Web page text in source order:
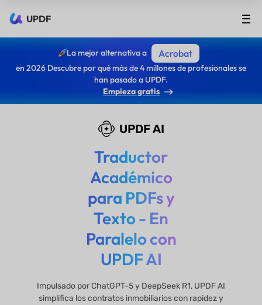
UPDF
La mejor alternativa a Acrobat
en 2026 Descubre por qué más de 4 millones de profesionales se
han pasado a UPDF.
Empieza gratis
UPDF AI
Traductor
Académico
para PDFs y
Texto - En
Paralelo con
UPDF AI
Impulsado por ChatGPT-5 y DeepSeek R1, UPDF AI
simplifica los contratos inmobiliarios con rapidez y